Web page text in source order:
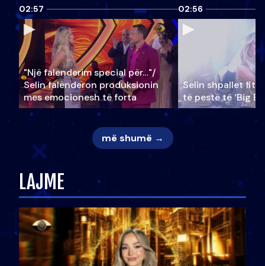
02:57
"Një falenderim special për…"/
Selin falënderon produksionin
mes emocionesh të forta
02:56
Selin shpallet
të pestë të ‘Big
më shumë →
LAJME